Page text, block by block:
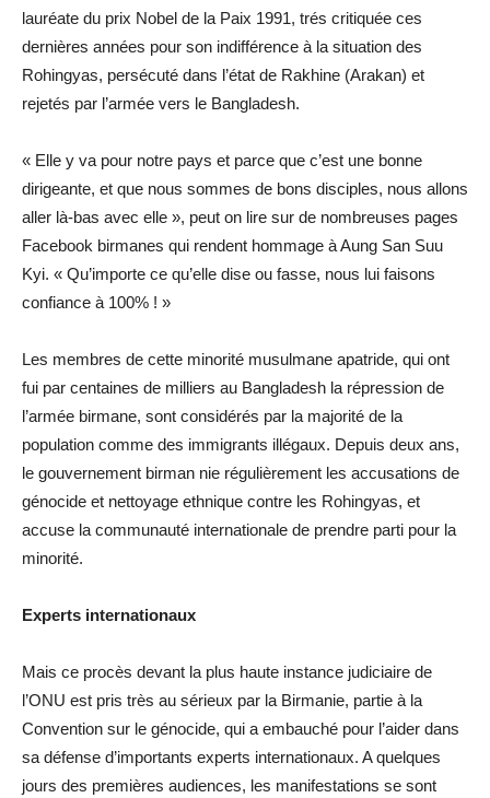
lauréate du prix Nobel de la Paix 1991, trés critiquée ces
dernières années pour son indifférence à la situation des
Rohingyas, persécuté dans l’état de Rakhine (Arakan) et
rejetés par l’armée vers le Bangladesh.
« Elle y va pour notre pays et parce que c’est une bonne
dirigeante, et que nous sommes de bons disciples, nous allons
aller là-bas avec elle », peut on lire sur de nombreuses pages
Facebook birmanes qui rendent hommage à Aung San Suu
Kyi. « Qu’importe ce qu’elle dise ou fasse, nous lui faisons
confiance à 100% ! »
Les membres de cette minorité musulmane apatride, qui ont
fui par centaines de milliers au Bangladesh la répression de
l’armée birmane, sont considérés par la majorité de la
population comme des immigrants illégaux. Depuis deux ans,
le gouvernement birman nie régulièrement les accusations de
génocide et nettoyage ethnique contre les Rohingyas, et
accuse la communauté internationale de prendre parti pour la
minorité.
Experts internationaux
Mais ce procès devant la plus haute instance judiciaire de
l’ONU est pris très au sérieux par la Birmanie, partie à la
Convention sur le génocide, qui a embauché pour l’aider dans
sa défense d’importants experts internationaux. A quelques
jours des premières audiences, les manifestations se sont